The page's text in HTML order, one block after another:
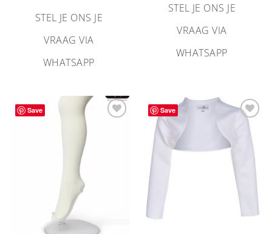
STEL JE ONS JE
VRAAG VIA
WHATSAPP
STEL JE ONS JE
VRAAG VIA
WHATSAPP
Save
Save
verlanglijst
toevoegen